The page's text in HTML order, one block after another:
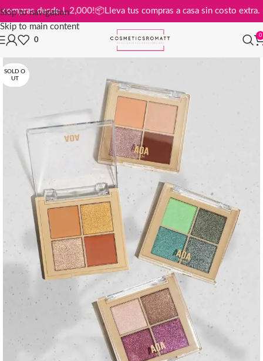
Skip to navigation
Skip to main content
compras desde L 2,000!📦Lleva tus compras a casa sin costo
0
0
SOLD O
UT